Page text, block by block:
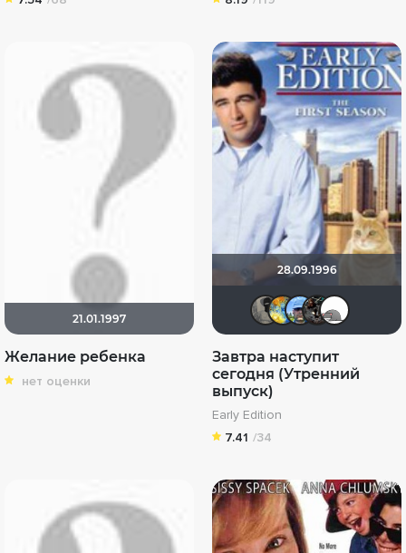
21.01.1997
Желание ребенка
нет оценки
28.09.1996
Великий
Завтра наступит
сегодня (Утренний
выпуск)
Early Edition
7.41 /34